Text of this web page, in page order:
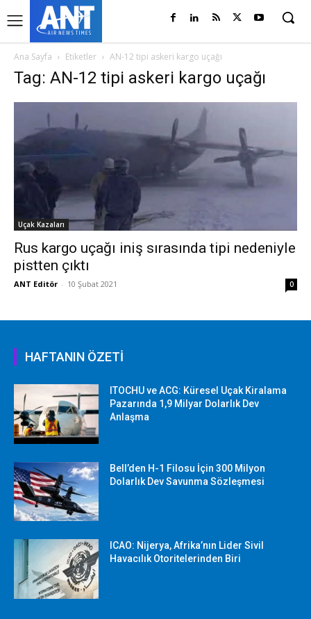
Ana Sayfa Etiketler AN-12 tipi askeri kargo uçağı
Tag: AN-12 tipi askeri kargo uçağı
Uçak Kazaları
Rus kargo uçağı iniş sırasında tipi nedeniyle
pistten çıktı
ANT Editör - 10 Şubat 2021 0
HAFTANIN ÖZETİ
ITOCHU ve ACG: Küresel Uçak Kiralama
Pazarında 1,9 Milyar Dolarlık Dev
Anlaşma
Bell’den H-1 Filosu İçin 300 Milyon
Dolarlık Dev Savunma Sözleşmesi
ICAO: Nijerya, Afrika’nın Lider Sivil
Havacılık Otoritelerinden Biri